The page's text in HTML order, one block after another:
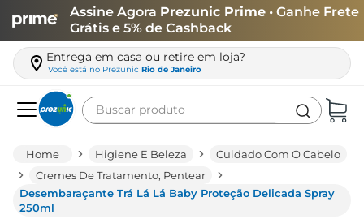
Assine Agora Prezunic Prime • Ganhe Frete
Grátis e 5% de Cashback
Entrega em casa ou retire em loja?
Você está no Prezunic Rio de Janeiro
Buscar produto
Higiene E Beleza
Cuidado Com O Cabelo
Cremes De Tratamento, Pentear
Desembaraçante Trá Lá Lá Baby Proteção Delicada Spray
250ml
leite